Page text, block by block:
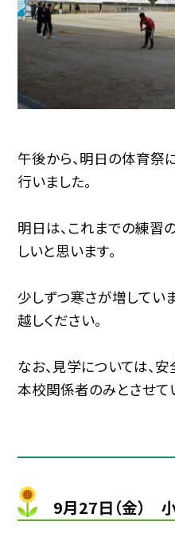
午後から、明日の体育祭
行いました。
明日は、これまでの練習
しいと思います。
少しずつ寒さが増してい
越しください。
なお、見学については、
本校関係者のみとさせて
9月27日（金）